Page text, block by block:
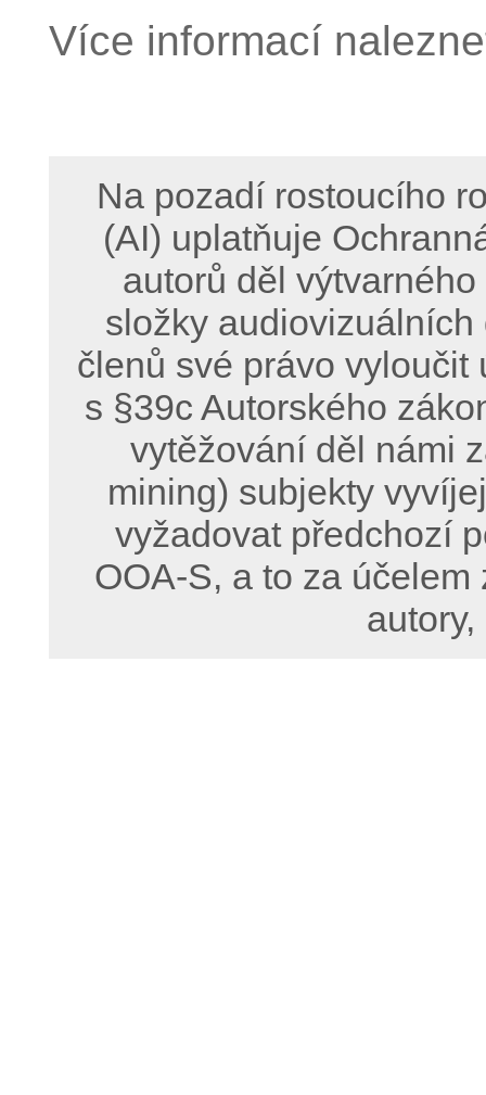
Více informací
Na pozadí rostoucího
(AI) uplatňuje
autorů děl
složky
členů své právo
s §39c Autorského
vytěžování děl námi
mining) subjekty
vyžadovat předchozí
OOA-S, a to za